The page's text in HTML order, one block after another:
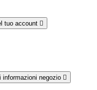
tuo account 
informazioni negozio 